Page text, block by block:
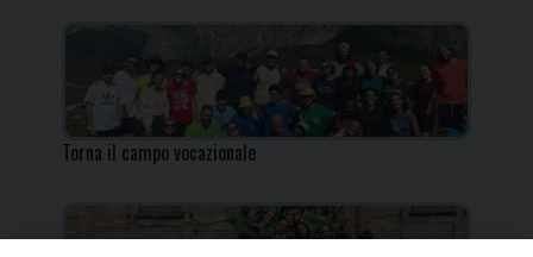
Torna il campo vocazionale